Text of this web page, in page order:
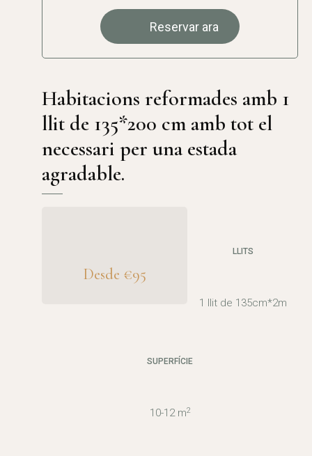
Reservar ara
Habitacions reformades amb 1
llit de 135*200 cm amb tot el
necessari per una estada
agradable.
Desde €95
LLITS
1 llit de 135cm*2m
SUPERFÍCIE
10-12 m2